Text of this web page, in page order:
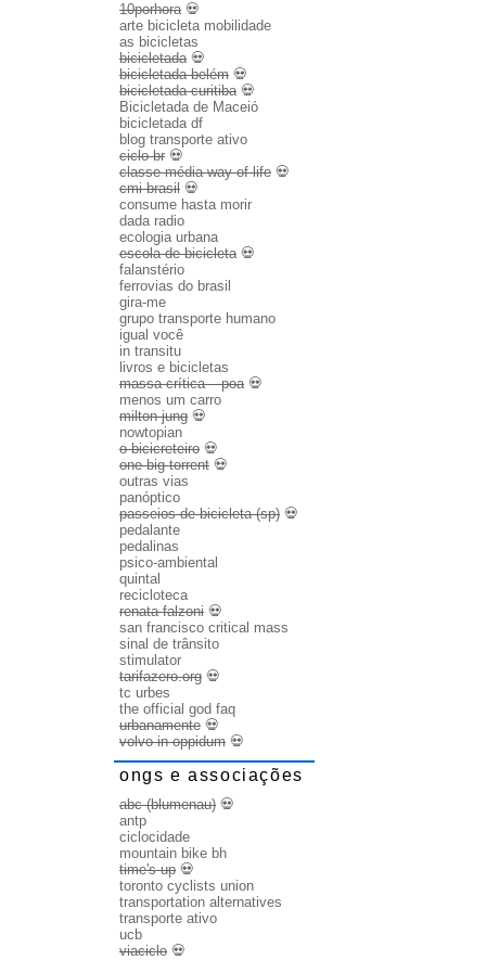
10porhora💀
arte bicicleta mobilidade
as bicicletas
bicicletada💀
bicicletada belém 💀
bicicletada curitiba💀
Bicicletada de Maceió
bicicletada df
blog transporte ativo
ciclo br 💀
classe média way of life 💀
cmi brasil 💀
consume hasta morir
dada radio
ecologia urbana
escola de bicicleta💀
falanstério
ferrovias do brasil
gira-me
grupo transporte humano
igual você
in transitu
livros e bicicletas
massa crítica – poa💀
menos um carro
milton jung 💀
nowtopian
o bicicreteiro 💀
one big torrent 💀
outras vias
panóptico
passeios de bicicleta (sp) 💀
pedalante
pedalinas
psico-ambiental
quintal
recicloteca
renata falzoni 💀
san francisco critical mass
sinal de trânsito
stimulator
tarifazero.org 💀
tc urbes
the official god faq
urbanamente 💀
volvo in oppidum 💀
ongs e associações
abc (blumenau) 💀
antp
ciclocidade
mountain bike bh
time's up 💀
toronto cyclists union
transportation alternatives
transporte ativo
ucb
viaciclo 💀